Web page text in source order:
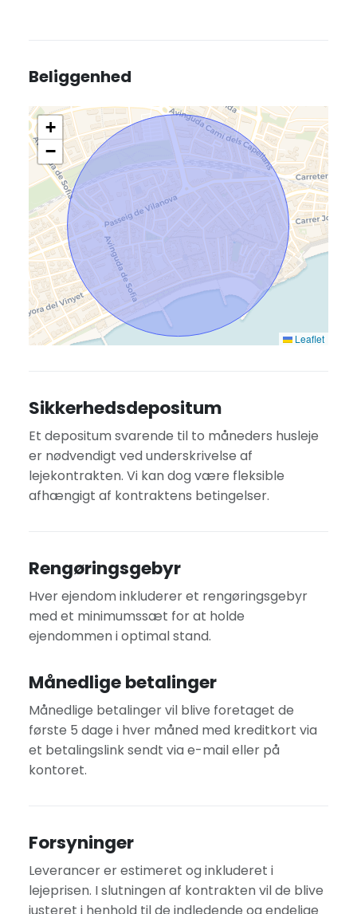
Beliggenhed
+
−
Leaflet
Sikkerhedsdepositum
Et depositum svarende til to måneders husleje
er nødvendigt ved underskrivelse af
lejekontrakten. Vi kan dog være fleksible
afhængigt af kontraktens betingelser.
Rengøringsgebyr
Hver ejendom inkluderer et rengøringsgebyr
med et minimumssæt for at holde
ejendommen i optimal stand.
Månedlige betalinger
Månedlige betalinger vil blive foretaget de
første 5 dage i hver måned med kreditkort via
et betalingslink sendt via e-mail eller på
kontoret.
Forsyninger
Leverancer er estimeret og inkluderet i
lejeprisen. I slutningen af kontrakten vil de blive
justeret i henhold til de indledende og endelige